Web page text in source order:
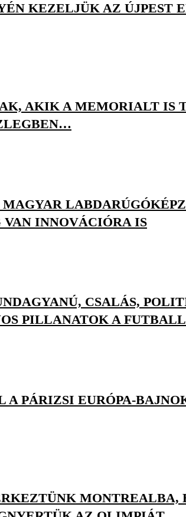
KEZELJÜK AZ ÚJPEST
AKIK A MEMORIALT IS
VAN INNOVÁCIÓRA IS
CSALÁS,
PILLANATOK A
PÁRIZSI EURÓPA-
MONTREALBA,